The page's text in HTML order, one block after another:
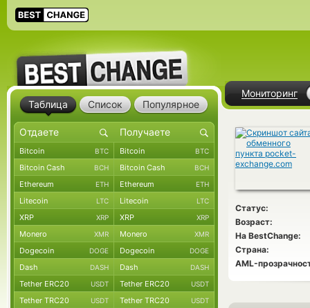
Мониторинг
Статус:
Возраст:
На BestChange:
Страна:
AML-
Таблица Список Популярное
Bitcoin BTC Bitcoin BTC
Bitcoin Cash BCH Bitcoin Cash BCH
Ethereum ETH Ethereum ETH
Litecoin LTC Litecoin LTC
XRP XRP XRP XRP
Monero XMR Monero XMR
Dogecoin DOGE Dogecoin DOGE
Dash DASH Dash DASH
Tether ERC20 USDT Tether ERC20 USDT
Tether TRC20 USDT Tether TRC20 USDT